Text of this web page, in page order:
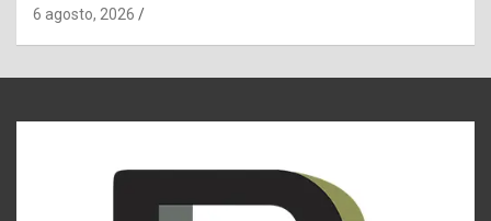
6 agosto, 2026